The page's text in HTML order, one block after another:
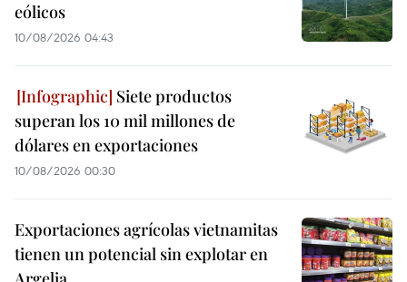
eólicos
10/08/2026 04:43
Siete productos
superan los 10 mil millones de
dólares en exportaciones
10/08/2026 00:30
Exportaciones agrícolas vietnamitas
tienen un potencial sin explotar en